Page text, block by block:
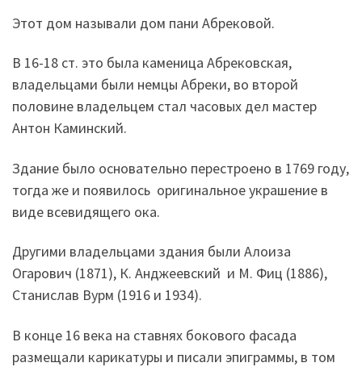
Этот дом называли дом пани Абрековой.
В 16-18 ст. это была каменица Абрековская,
владельцами были немцы Абреки, во второй
половине владельцем стал часовых дел мастер
Антон Каминский.
Здание было основательно перестроено в 1769 году,
тогда же и появилось оригинальное украшение в
виде всевидящего ока.
Другими владельцами здания были Алоиза
Огарович (1871), К. Анджеевский и М. Фиц (1886),
Станислав Вурм (1916 и 1934).
В конце 16 века на ставнях бокового фасада
размещали карикатуры и писали эпиграммы, в том